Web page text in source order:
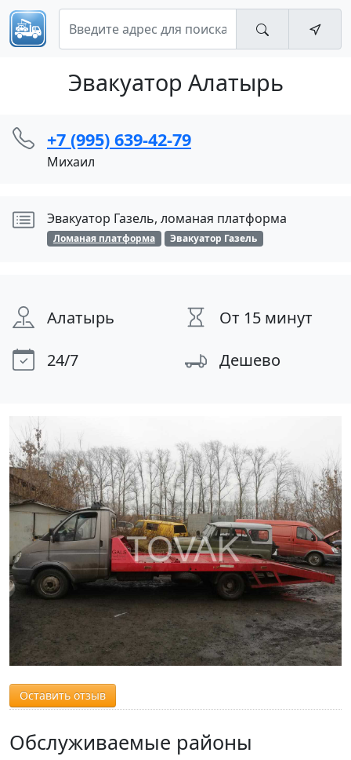
Эвакуатор Алатырь
+7 (995) 639-42-79
Михаил
Эвакуатор Газель, ломаная платформа
Ломаная платформа Эвакуатор Газель
Алатырь
От 15 минут
24/7
Дешево
Оставить отзыв
Обслуживаемые районы